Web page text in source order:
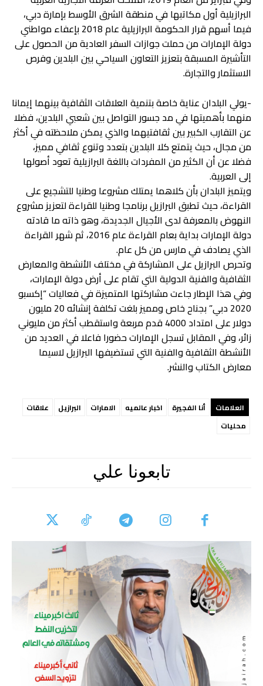
البرازيلية أول مكاتبها في منطقة الشرق الأوسط بإمارة دبي،
فيما أسهم قرار الحكومة البرازيلية عام 2018 بإعفاء مواطني
دولة الإمارات من حملت جوازات السفر العادية من الحصول على
التأشيرة المسبقة بتعزيز التعاون السياحي بين البلدين وفرص
الاستثمار والتجارة.
-يولي البلدان عناية خاصة بتنمية العلاقات الثقافية بينهما إيمانا
منهما بأهميتها في مد جسور التواصل بين شعبي البلدين، فضلا
عن التقارب الكبير بين ثقافتيهما والذي يمكن ملاحظته في أكثر
من مجال، حيث يتمتع كلا البلدين بتعدد وتنوع ثقافي مميز،
فضلا عن أن الكثير من المفردات باللغة البرازيلية تعود أصولها
إلى العربية.
ويتميز البلدان بأن كلاهما يمتلك مشروعا وطنيا للتشجيع على
القراءة، حيث تطبق البرازيل برنامجا وطنيا للقراءة لتعزيز مشروع
النهوض بالمعرفة لدى الأجيال الجديدة، وهو ذاته ما قادته
دولة الإمارات بداية بعام القراءة عام 2016، ثم شهر القراءة
الذي يصادف في مارس من كل عام.
وتحرص البرازيل على المشاركة في مختلف الأنشطة والمعارض
الثقافية والفنية الدولية التي تقام على أرض دولة الإمارات،
وفي هذا الإطار جاءت مشاركتها المتميزة في فعاليات “إكسبو
2020 دبي” بجناح خاص ومميز بلغت تكلفة إنشائه 20 مليون
دولار على امتداد 4000 قدم مربعة واستقطب أكثر من مليوني
زائر، وفي المقابل تسجل الإمارات حضورا فاعلا في العديد من
الأنشطة الثقافية والفنية التي تستضيفها البرازيل لاسيما
معارض الكتاب والنشر.
العلامات أنا الفجيرة اخبار عالميه الامارات البرازيل
علاقات
محليات
تابعونا علي